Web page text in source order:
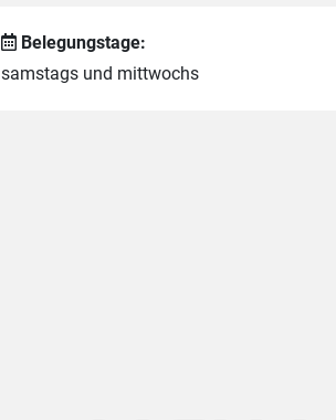
Belegungstage:
samstags und mittwochs